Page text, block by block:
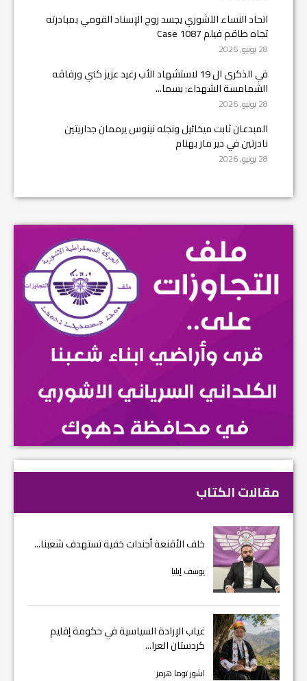
اتحاد النساء الآشوري يجسد روح الإسناد القومي بمبادرته
تجاه طاقم فيلم Case 1087
28 يونيو, 2026
في الذكرى ال 19 لاستشهاد الأب رغيد عزيز كني ورفاقه
الشمامسة الشهداء: بسما...
28 يونيو, 2026
المبدعان ثابت ميخائيل ونجله نينوس يرممان جداريتين
نادرتين في دير مار بهنام
28 يونيو, 2026
مقالات الكتاب
خلف الأقنعة أجندات خفية تستهدف شعبنا...
يوسف إيليا
غياب الإرادة السياسية في حكومة إقليم
كردستان العرا...
اشور توما هرمز